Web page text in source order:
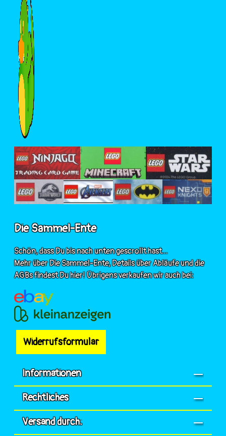
Die Sammel-Ente
Schön, dass Du bis nach unten gescrollt hast...
Mehr über Die Sammel-Ente, Details über Abläufe und die
AGBs findest Du hier! Übrigens verkaufen wir auch bei:
Widerrufsformular
Informationen
Rechtliches
Versand durch: